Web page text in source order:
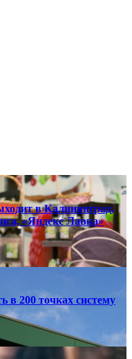
в Калининград,
«Яндекс Лавка»
в 200 точках систему